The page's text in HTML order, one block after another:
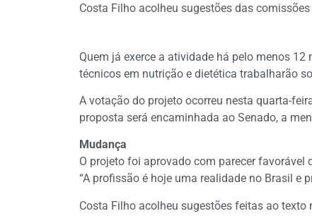
Costa Filho acolheu sugestões das
Quem já exerce a atividade há pelo menos
técnicos em nutrição e dietética trabalharão
A votação do projeto ocorreu nesta quarta-
proposta será encaminhada ao Senado, a
Mudança
O projeto foi aprovado com parecer favorável
“A profissão é hoje uma realidade no Brasil e
Costa Filho acolheu sugestões feitas ao